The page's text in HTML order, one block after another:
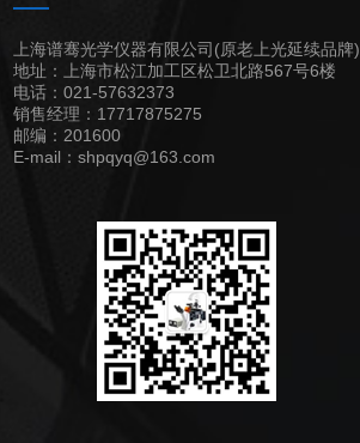
上海谱骞光学仪器有限公司(原老上光延续品牌)
地址：上海市松江加工区松卫北路567号6楼
电话：021-57632373
销售经理：17717875275
邮编：201600
E-mail：shpqyq@163.com